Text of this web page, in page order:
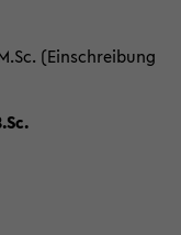
(Einschreibung